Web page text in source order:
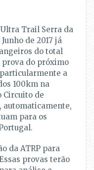
Trail Serra da
de 2017 já
do total
do próximo
a
100km na
Circuito de
automaticamente,
para os
da ATRP para
provas terão